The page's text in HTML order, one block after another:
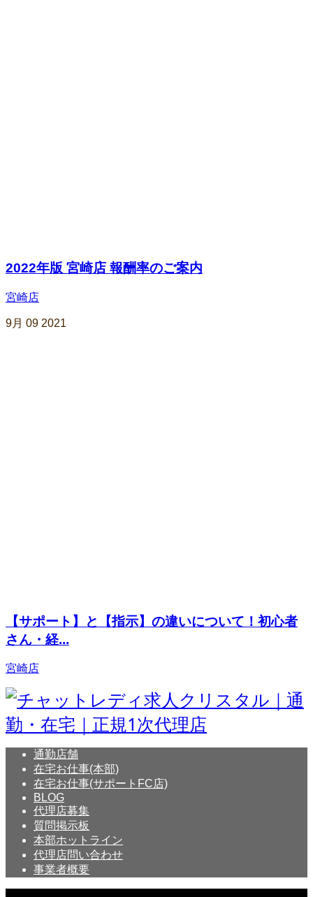
2022年版 宮崎店 報酬率のご案内
宮崎店
9月 09 2021
【サポート】と【指示】の違いについて！初心者
さん・経...
宮崎店
通勤店舗
在宅お仕事(本部)
在宅お仕事(サポートFC店)
BLOG
代理店募集
質問掲示板
本部ホットライン
代理店問い合わせ
事業者概要